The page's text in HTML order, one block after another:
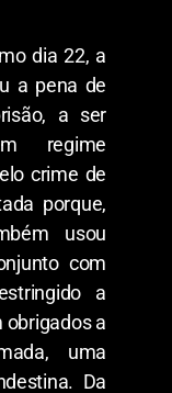
dia 22, a
a pena de
a ser
regime
crime de
porque,
usou
com
a
obrigados a
uma
Da